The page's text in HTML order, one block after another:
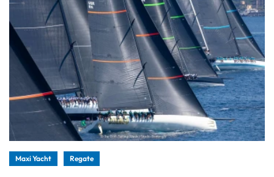
Maxi Yacht Regate